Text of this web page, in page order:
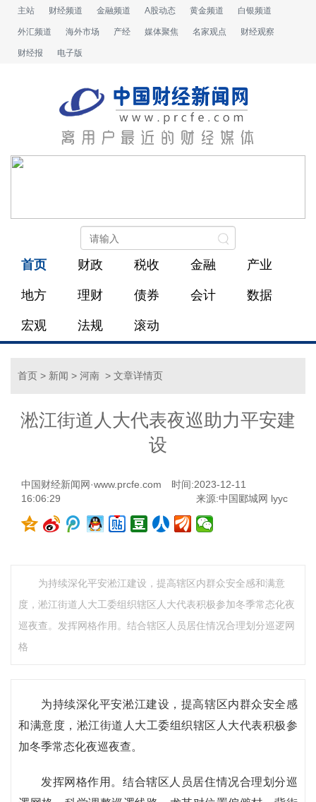
主站 财经频道 金融频道 A股动态 黄金频道 白银频道
外汇频道 海外市场 产经 媒体聚焦 名家观点 财经观察
财经报 电子版
首页 财政 税收 金融 产业
地方 理财 债券 会计 数据
宏观 法规 滚动
首页 > 新闻 > 河南 > 文章详情页
淞江街道人大代表夜巡助力平安建
设
中国财经新闻网·www.prcfe.com
时间:2023-12-11
16:06:29
来源:中国郾城网 lyyc
为持续深化平安淞江建设，提高辖区内群众安全感和满意
度，淞江街道人大工委组织辖区人大代表积极参加冬季常态化夜
巡夜查。发挥网格作用。结合辖区人员居住情况合理划分巡逻网
格
为持续深化平安淞江建设，提高辖区内群众安全感
和满意度，淞江街道人大工委组织辖区人大代表积极参
加冬季常态化夜巡夜查。
发挥网格作用。结合辖区人员居住情况合理划分巡